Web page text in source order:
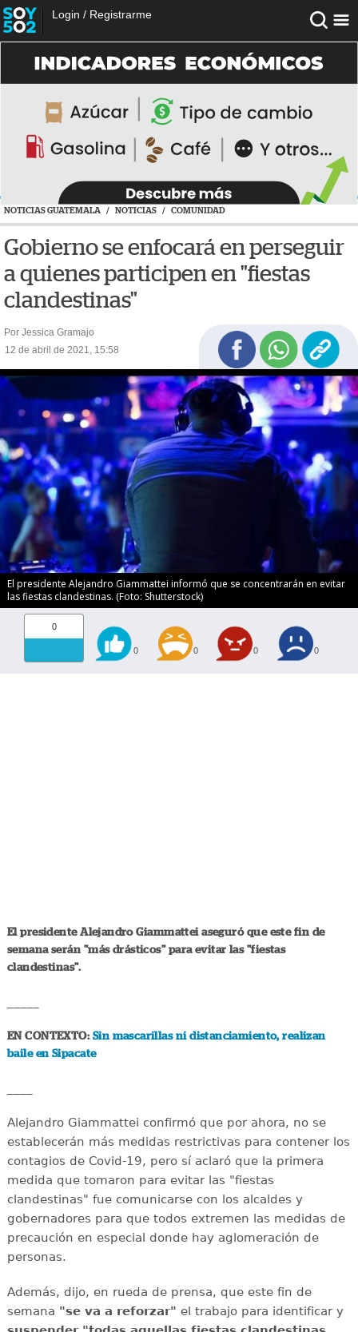
Login / Registrarme
NOTICIAS GUATEMALA / NOTICIAS / COMUNIDAD
Gobierno se enfocará en perseguir
a quienes participen en "fiestas
clandestinas"
Por Jessica Gramajo
12 de abril de 2021, 15:58
El presidente Alejandro Giammattei informó que se concentrarán en evitar
las fiestas clandestinas. (Foto: Shutterstock)
0
0 0 0 0
El presidente Alejandro Giammattei aseguró que este fin de
semana serán "más drásticos" para evitar las "fiestas
clandestinas".
EN CONTEXTO: Sin mascarillas ni distanciamiento, realizan
baile en Sipacate
Alejandro Giammattei confirmó que por ahora, no se
establecerán más medidas restrictivas para contener los
contagios de Covid-19, pero sí aclaró que la primera
medida que tomaron para evitar las "fiestas
clandestinas" fue comunicarse con los alcaldes y
gobernadores para que todos extremen las medidas de
precaución en especial donde hay aglomeración de
personas.
Además, dijo, en rueda de prensa, que este fin de
semana "se va a reforzar" el trabajo para identificar y